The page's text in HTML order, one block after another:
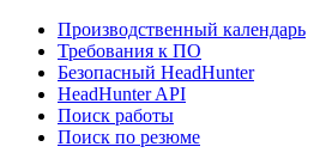
Производственный календарь
Требования к ПО
Безопасный HeadHunter
HeadHunter API
Поиск работы
Поиск по резюме